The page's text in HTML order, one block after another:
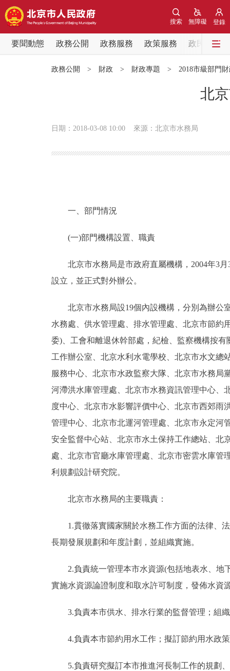
登錄
無障礙
搜索
要聞動態 政務公開 政務服務 政策服務
政民互動
政務服務
個人服務
便民服務
仲介服務
12345網上接訴即辦
參與調查
綠色北京
ENGLISH
政務公開 > 財政 > 財政專題 > 2018市級部門
北
日期：2018-03-08 10:00 來源：北京市水務局
一、部門情況
(一)部門機構設置、職責
北京市水務局是市政府直屬機構，2004年3月
設立，並正式對外辦公。
北京市水務局設19個內設機構，分別為辦公室
水務處、供水管理處、排水管理處、北京市節約
委)、工會和離退休幹部處，紀檢、監察機構按
工作辦公室、北京水利水電學校、北京市水文總
服務中心、北京市水政監察大隊、北京市水務
河滯洪水庫管理處、北京市水務資訊管理中心、
度中心、北京市水影響評價中心、北京市西郊
管理中心、北京市北運河管理處、北京市永定河
安全監督中心站、北京市水土保持工作總站、北
處、北京市官廳水庫管理處、北京市密雲水庫
利規劃設計研究院。
北京市水務局的主要職責：
1.貫徹落實國家關於水務工作方面的法律、法
長期發展規劃和年度計劃，並組織實施。
2.負責統一管理本市水資源(包括地表水、地
實施水資源論證制度和取水許可制度，發佈水資
3.負責本市供水、排水行業的監督管理；組織
4.負責本市節約用水工作；擬訂節約用水政策
5.負責研究擬訂本市推進河長制工作的規劃、